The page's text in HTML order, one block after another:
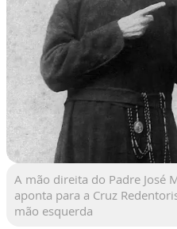
A mão direita do Padre José
aponta para a Cruz
mão esquerda